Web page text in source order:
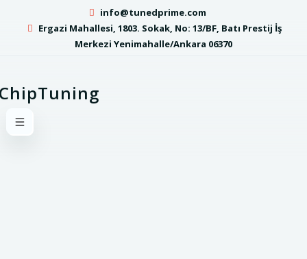
info@tunedprime.com
Ergazi Mahallesi, 1803. Sokak, No: 13/BF, Batı Prestij İş
Merkezi Yenimahalle/Ankara 06370